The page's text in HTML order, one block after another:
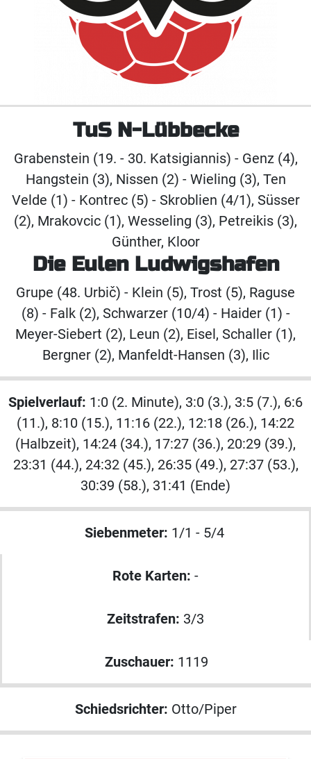
TuS N-Lübbecke
Grabenstein (19. - 30. Katsigiannis) - Genz (4),
Hangstein (3), Nissen (2) - Wieling (3), Ten
Velde (1) - Kontrec (5) - Skroblien (4/1), Süsser
(2), Mrakovcic (1), Wesseling (3), Petreikis (3),
Günther, Kloor
Die Eulen Ludwigshafen
Grupe (48. Urbič) - Klein (5), Trost (5), Raguse
(8) - Falk (2), Schwarzer (10/4) - Haider (1) -
Meyer-Siebert (2), Leun (2), Eisel, Schaller (1),
Bergner (2), Manfeldt-Hansen (3), Ilic
Spielverlauf: 1:0 (2. Minute), 3:0 (3.), 3:5 (7.), 6:6
(11.), 8:10 (15.), 11:16 (22.), 12:18 (26.), 14:22
(Halbzeit), 14:24 (34.), 17:27 (36.), 20:29 (39.),
23:31 (44.), 24:32 (45.), 26:35 (49.), 27:37 (53.),
30:39 (58.), 31:41 (Ende)
Siebenmeter: 1/1 - 5/4
Rote Karten: -
Zeitstrafen: 3/3
Zuschauer: 1119
Schiedsrichter: Otto/Piper